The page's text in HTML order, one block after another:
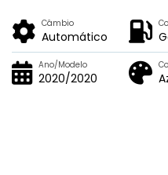
Câmbio
Automático
Ano/Modelo
2020/2020